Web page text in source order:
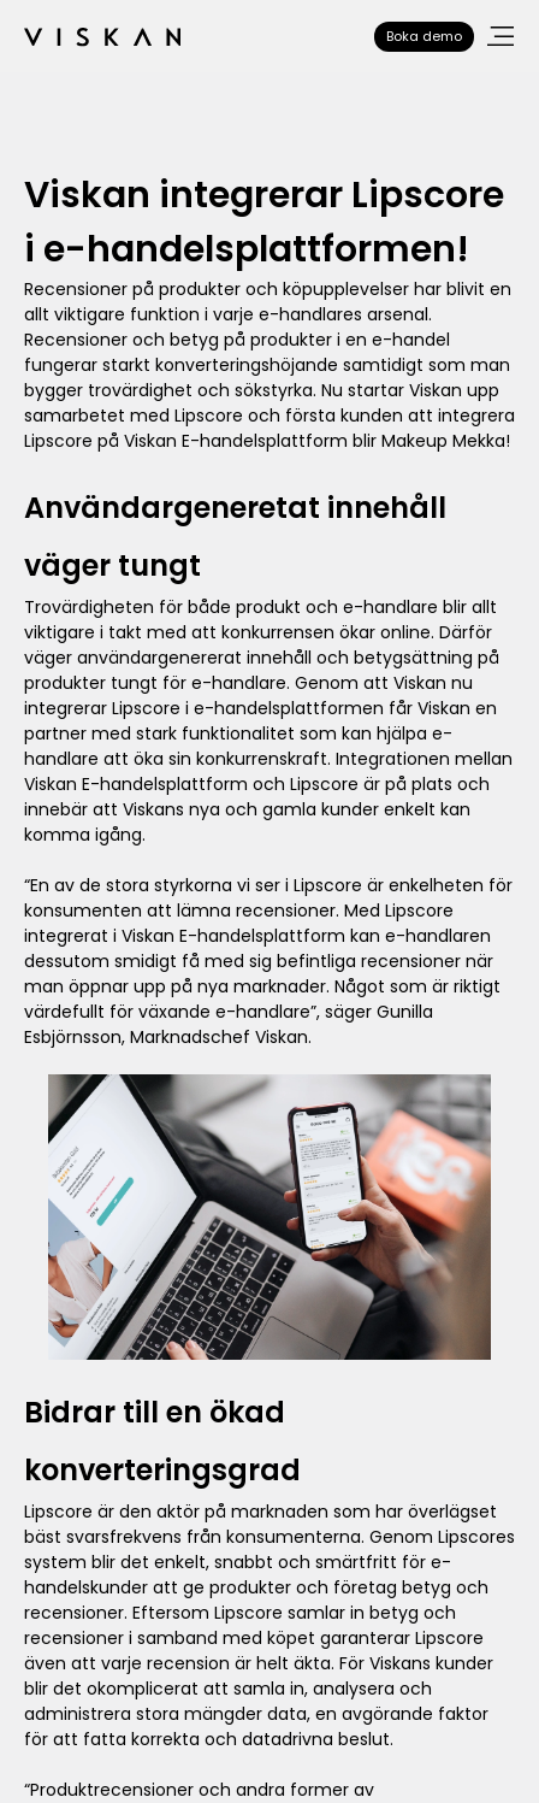
Boka demo
Viskan integrerar Lipscore
i e-handelsplattformen!
Recensioner på produkter och köpupplevelser har blivit en
allt viktigare funktion i varje e-handlares arsenal.
Recensioner och betyg på produkter i en e-handel
fungerar starkt konverteringshöjande samtidigt som man
bygger trovärdighet och sökstyrka. Nu startar Viskan upp
samarbetet med Lipscore och första kunden att integrera
Lipscore på Viskan E-handelsplattform blir Makeup Mekka!
Användargeneretat innehåll
väger tungt
Trovärdigheten för både produkt och e-handlare blir allt
viktigare i takt med att konkurrensen ökar online. Därför
väger användargenererat innehåll och betygsättning på
produkter tungt för e-handlare. Genom att Viskan nu
integrerar Lipscore i e-handelsplattformen får Viskan en
partner med stark funktionalitet som kan hjälpa e-
handlare att öka sin konkurrenskraft. Integrationen mellan
Viskan E-handelsplattform och Lipscore är på plats och
innebär att Viskans nya och gamla kunder enkelt kan
komma igång.
“En av de stora styrkorna vi ser i Lipscore är enkelheten för
konsumenten att lämna recensioner. Med Lipscore
integrerat i Viskan E-handelsplattform kan e-handlaren
dessutom smidigt få med sig befintliga recensioner när
man öppnar upp på nya marknader. Något som är riktigt
värdefullt för växande e-handlare”, säger Gunilla
Esbjörnsson, Marknadschef Viskan.
Bidrar till en ökad
konverteringsgrad
Lipscore är den aktör på marknaden som har överlägset
bäst svarsfrekvens från konsumenterna. Genom Lipscores
system blir det enkelt, snabbt och smärtfritt för e-
handelskunder att ge produkter och företag betyg och
recensioner. Eftersom Lipscore samlar in betyg och
recensioner i samband med köpet garanterar Lipscore
även att varje recension är helt äkta. För Viskans kunder
blir det okomplicerat att samla in, analysera och
administrera stora mängder data, en avgörande faktor
för att fatta korrekta och datadrivna beslut.
“Produktrecensioner och andra former av